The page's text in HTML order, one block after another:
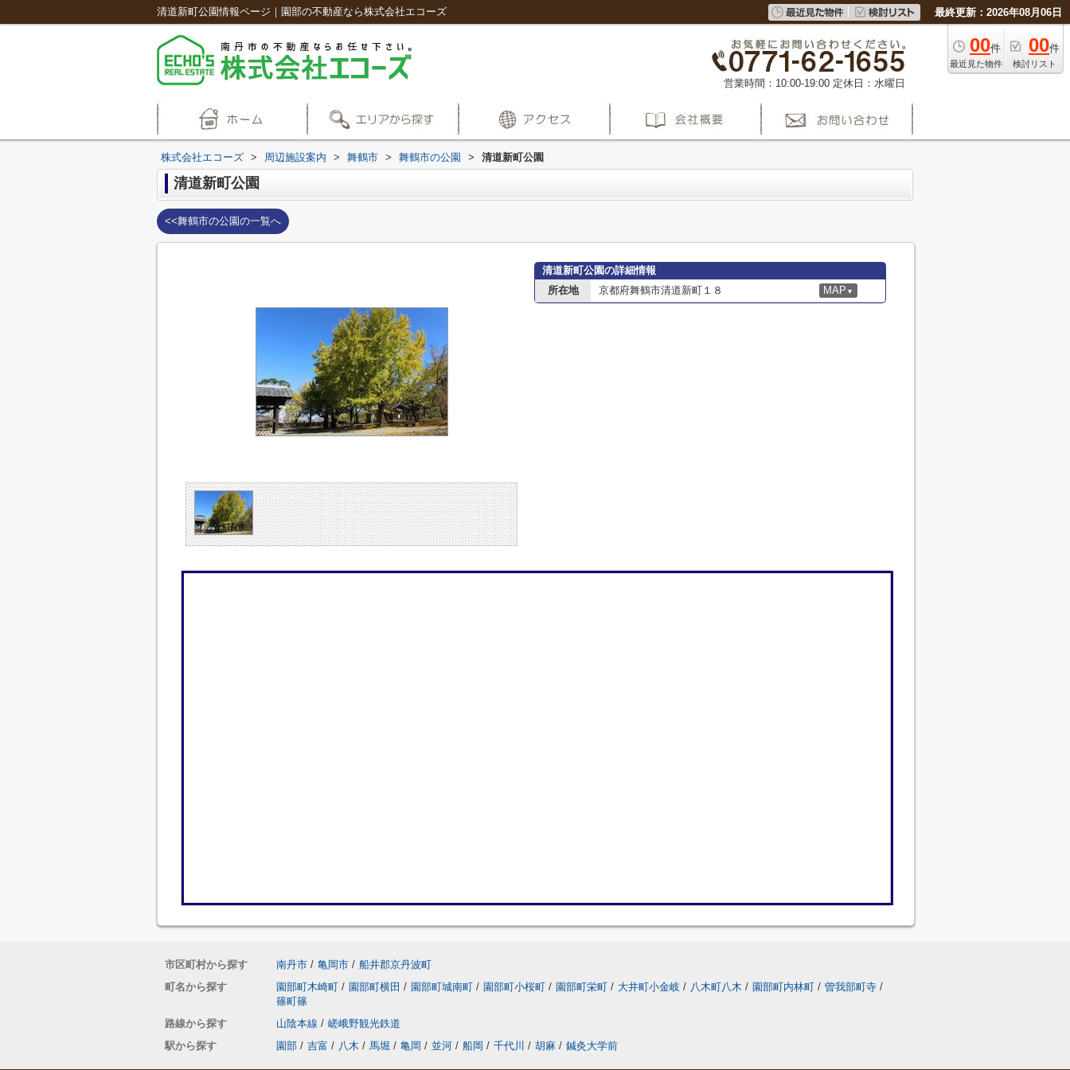
清道新町公園情報ページ｜園部の不動産なら株式会社エコーズ 最終更新：2026年08月06日
00件
最近見た物件
00件
検討リスト
営業時間：10:00-19:00 定休日：水曜日
株式会社エコーズ > 周辺施設案内 > 舞鶴市 > 舞鶴市の公園 > 清道新町公園
清道新町公園
<<舞鶴市の公園の一覧へ
清道新町公園の詳細情報
所在地
京都府舞鶴市清道新町１８ MAP ▼
市区町村から探す 南丹市 / 亀岡市 / 船井郡京丹波町
町名から探す
園部町木崎町 / 園部町横田 / 園部町城南町 / 園部町小桜町 / 園部町栄町 / 大井町小金岐 / 八木町八木 / 園部町内林町 / 曽我部町寺 /
篠町篠
路線から探す
山陰本線 / 嵯峨野観光鉄道
駅から探す
園部 / 吉富 / 八木 / 馬堀 / 亀岡 / 並河 / 船岡 / 千代川 / 胡麻 / 鍼灸大学前